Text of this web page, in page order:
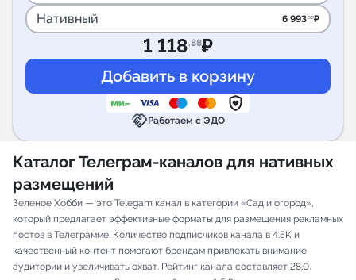
Нативный 6 993.00₽
1 118.88₽
handshakeРаботаем с ЭДО
Каталог Телеграм-каналов для нативных
размещений
Зеленое Хобби — это Telegam канал в категории «Сад и огород»,
который предлагает эффективные форматы для размещения рекламных
постов в Телеграмме. Количество подписчиков канала в 4.5K и
качественный контент помогают брендам привлекать внимание
аудитории и увеличивать охват. Рейтинг канала составляет 28.0,